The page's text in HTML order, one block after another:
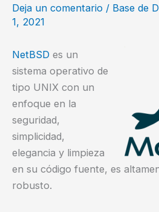
MySQL?
Deja un comentario / Base de
1, 2021
NetBSD es un
sistema operativo de
tipo UNIX con un
enfoque en la
seguridad,
simplicidad,
elegancia y limpieza
en su código fuente, es
robusto.